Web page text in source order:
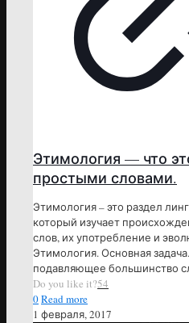
Этимология — что
простыми словами.
Этимология – это раздел
который изучает
слов, их употребление и
Этимология. Основная
подавляющее большинство
Do you like it?54
0Read more
1 февраля, 2017